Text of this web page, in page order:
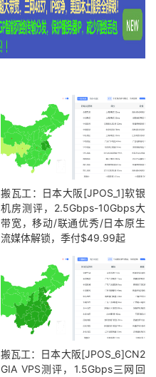
搬瓦工：日本大阪[JPOS_1]软银
机房测评，2.5Gbps-10Gbps大
带宽，移动/联通优秀/日本原生
流媒体解锁，季付$49.99起
搬瓦工：日本大阪[JPOS_6]CN2
GIA VPS测评，1.5Gbps三网回